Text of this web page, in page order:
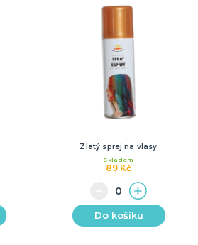
Zlatý sprej na vlasy
89 Kč
Skladem
Do košíku